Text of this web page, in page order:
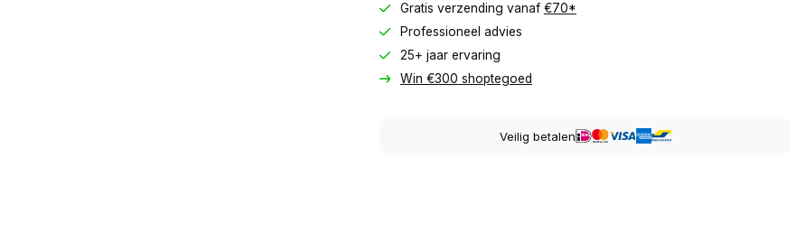
Gratis verzending vanaf €70*
Professioneel advies
25+ jaar ervaring
Win €300 shoptegoed
Veilig betalen